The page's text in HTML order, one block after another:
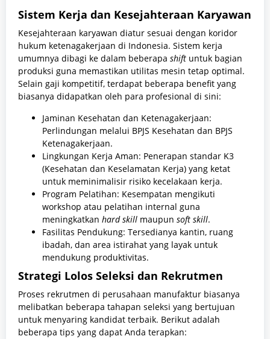
Sistem Kerja dan Kesejahteraan Karyawan
Kesejahteraan karyawan diatur sesuai dengan koridor
hukum ketenagakerjaan di Indonesia. Sistem kerja
umumnya dibagi ke dalam beberapa shift untuk bagian
produksi guna memastikan utilitas mesin tetap optimal.
Selain gaji kompetitif, terdapat beberapa benefit yang
biasanya didapatkan oleh para profesional di sini:
Jaminan Kesehatan dan Ketenagakerjaan:
Perlindungan melalui BPJS Kesehatan dan BPJS
Ketenagakerjaan.
Lingkungan Kerja Aman: Penerapan standar K3
(Kesehatan dan Keselamatan Kerja) yang ketat
untuk meminimalisir risiko kecelakaan kerja.
Program Pelatihan: Kesempatan mengikuti
workshop atau pelatihan internal guna
meningkatkan hard skill maupun soft skill.
Fasilitas Pendukung: Tersedianya kantin, ruang
ibadah, dan area istirahat yang layak untuk
mendukung produktivitas.
Strategi Lolos Seleksi dan Rekrutmen
Proses rekrutmen di perusahaan manufaktur biasanya
melibatkan beberapa tahapan seleksi yang bertujuan
untuk menyaring kandidat terbaik. Berikut adalah
beberapa tips yang dapat Anda terapkan: